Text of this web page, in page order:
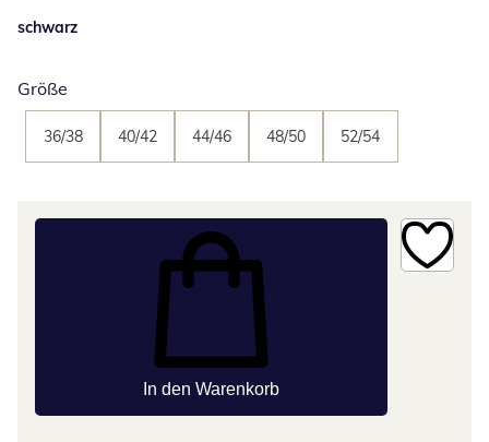
schwarz
Größe
36/38 40/42 44/46 48/50 52/54
In den Warenkorb